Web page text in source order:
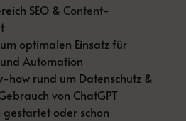
SEO & Content-
optimalen Einsatz für
Automation
how rund um Datenschutz &
von ChatGPT
oder schon